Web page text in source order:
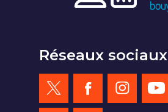
Réseaux sociaux